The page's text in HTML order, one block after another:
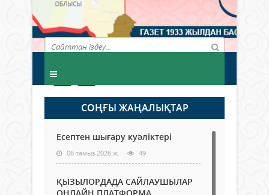
СОҢҒЫ ЖАҢАЛЫҚТАР
Есептен шығару куәліктері
06 тамыз 2026 ж. 49
ҚЫЗЫЛОРДАДА САЙЛАУШЫЛАР
ОНЛАЙН ПЛАТФОРМА